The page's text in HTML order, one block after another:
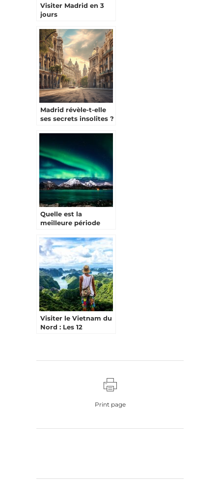
Visiter Madrid en 3
jours
Madrid révèle-t-elle
ses secrets insolites ?
Quelle est la
meilleure période
?
Visiter le Vietnam du
Nord : Les 12
Print page